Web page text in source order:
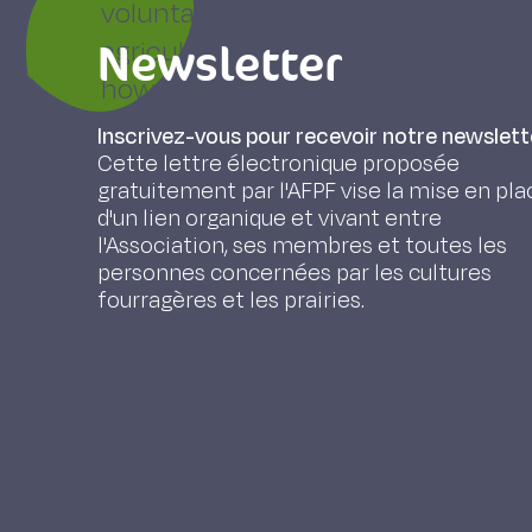
voluntary plants and that it is
agricultural value everywhere.
however more likely to be found
on not too dry soils, and where
Meadow grass plants from these
aggressiveness in the lowlands
their seed-bearing capacity
productivity is indeed all the
Schori A., Charles R., Guy R. (1996).
Newsletter
Inscrivez-vous pour recevoir notre
Cette lettre électronique proposée
gratuitement par l'AFPF vise la mise en
d'un lien organique et vivant entre
l'Association, ses membres et toutes les
personnes concernées par les cultures
fourragères et les prairies.